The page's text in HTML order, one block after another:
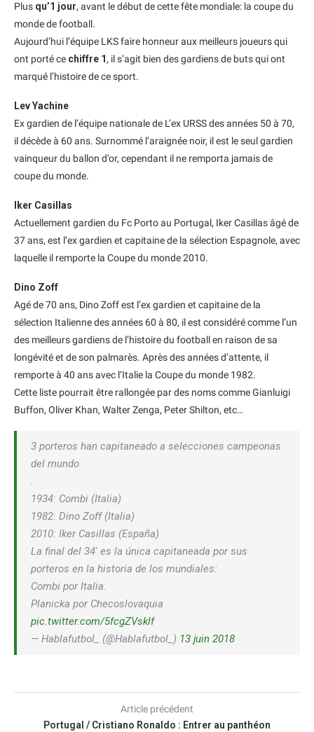
Plus qu’1 jour, avant le début de cette fête mondiale: la coupe du
monde de football.
Aujourd’hui l’équipe LKS faire honneur aux meilleurs joueurs qui
ont porté ce chiffre 1, il s’agit bien des gardiens de buts qui ont
marqué l’histoire de ce sport.
Lev Yachine
Ex gardien de l’équipe nationale de L’ex URSS des années 50 à 70,
il décède à 60 ans. Surnommé l’araignée noir, il est le seul gardien
vainqueur du ballon d’or, cependant il ne remporta jamais de
coupe du monde.
Iker Casillas
Actuellement gardien du Fc Porto au Portugal, Iker Casillas âgé de
37 ans, est l’ex gardien et capitaine de la sélection Espagnole, avec
laquelle il remporte la Coupe du monde 2010.
Dino Zoff
Agé de 70 ans, Dino Zoff est l’ex gardien et capitaine de la
sélection Italienne des années 60 à 80, il est considéré comme l’un
des meilleurs gardiens de l’histoire du football en raison de sa
longévité et de son palmarès. Après des années d’attente, il
remporte à 40 ans avec l’Italie la Coupe du monde 1982.
Cette liste pourrait être rallongée par des noms comme Gianluigi
Buffon, Oliver Khan, Walter Zenga, Peter Shilton, etc…
3 porteros han capitaneado a selecciones campeonas
del mundo
.
1934: Combi (Italia)
1982: Dino Zoff (Italia)
2010: Iker Casillas (España)
La final del 34′ es la única capitaneada por sus
porteros en la historia de los mundiales:
Combi por Italia.
Planicka por Checoslovaquia
pic.twitter.com/5fcgZVsklf
— Hablafutbol_ (@Hablafutbol_) 13 juin 2018
Article précédent
Portugal / Cristiano Ronaldo : Entrer au panthéon